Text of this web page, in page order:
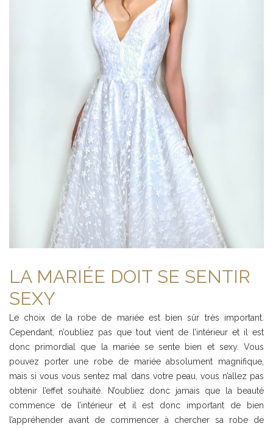
LA MARIÉE DOIT SE SENTIR
SEXY
Le choix de la robe de mariée est bien sûr très important.
Cependant, n’oubliez pas que tout vient de l’intérieur et il est
donc primordial que la mariée se sente bien et sexy. Vous
pouvez porter une robe de mariée absolument magnifique,
mais si vous vous sentez mal dans votre peau, vous n’allez pas
obtenir l’effet souhaité. N’oubliez donc jamais que la beauté
commence de l’intérieur et il est donc important de bien
l’appréhender avant de commencer à chercher sa robe de